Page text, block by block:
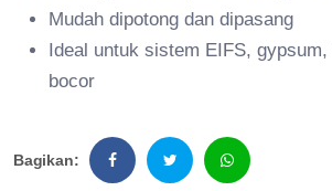
Mudah dipotong dan dipasang
Ideal untuk sistem EIFS,
bocor
Bagikan: